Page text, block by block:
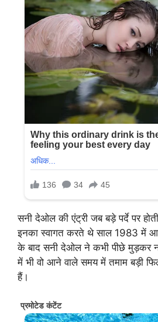
सनी देओल की एंट्री जब बड़े पर्दे पर
इनका स्वागत करते थे साल 1983 में
के बाद सनी देओल ने कभी पीछे मुड़कर
में भी वो आने वाले समय में तमाम बड़ी
हैं।